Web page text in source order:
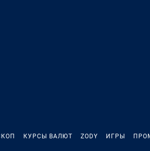
КУРСЫ ВАЛЮТ ZODY ИГРЫ